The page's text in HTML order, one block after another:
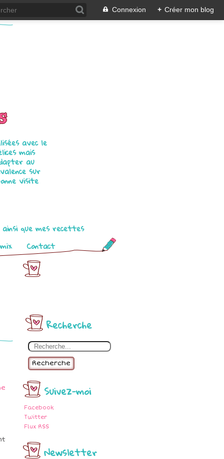
Connexion + Créer mon blog
avec le
mais
au
sur
visite
ainsi que mes recettes
Contact
Recherche
Recherche
Suivez-moi
Facebook
Twitter
Flux RSS
Newsletter